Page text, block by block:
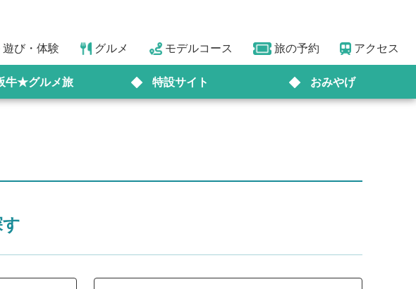
遊び・体験 グルメ モデルコース 旅の予約 アクセス
牛★グルメ旅 特設サイト おみやげ